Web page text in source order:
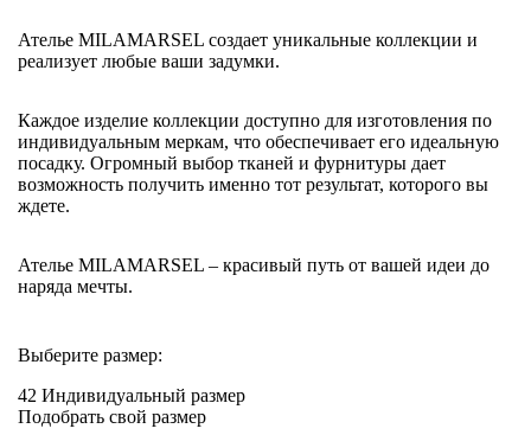
Ателье MILAMARSEL создает уникальные коллекции и
реализует любые ваши задумки.
Каждое изделие коллекции доступно для изготовления по
индивидуальным меркам, что обеспечивает его идеальную
посадку. Огромный выбор тканей и фурнитуры дает
возможность получить именно тот результат, которого вы
ждете.
Ателье MILAMARSEL – красивый путь от вашей идеи до
наряда мечты.
Выберите размер:
42 Индивидуальный размер
Подобрать свой размер